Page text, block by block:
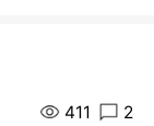
411 2